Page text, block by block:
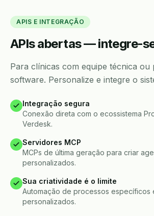
APIS E INTEGRAÇÃO
APIs abertas — integre-
Para clínicas com equipe técnica ou
software. Personalize e integre o
Integração segura
Conexão direta com o ecossistema
Verdesk.
Servidores MCP
MCPs de última geração para criar
personalizados.
Sua criatividade é o limite
Automação de processos específicos
personalizados.